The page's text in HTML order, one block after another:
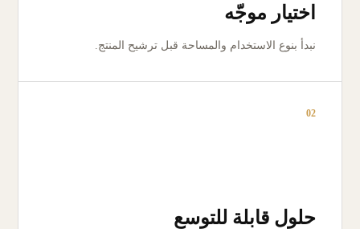
اختيار موجّه
نبدأ بنوع الاستخدام والمساحة قبل ترشيح المنتج.
02
حلول قابلة للتوسع